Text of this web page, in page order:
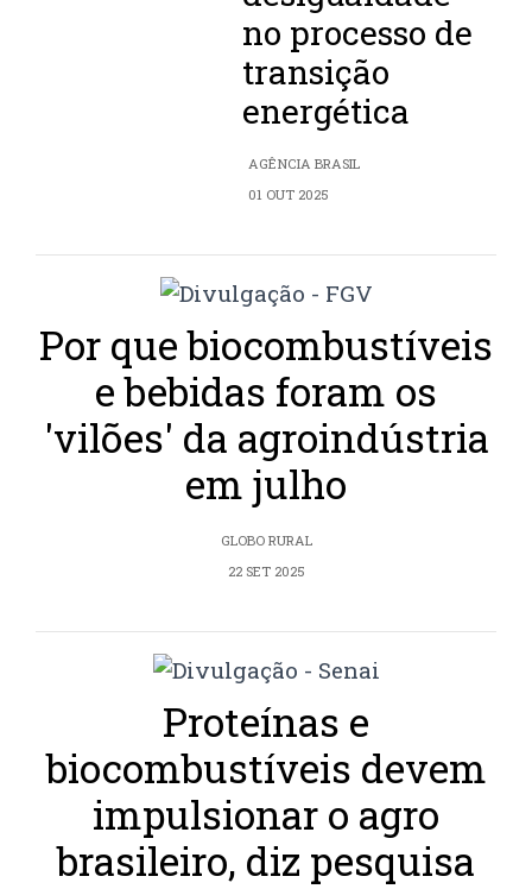
no processo de
transição
energética
AGÊNCIA BRASIL
01 OUT 2025
Por que biocombustíveis
e bebidas foram os
'vilões' da agroindústria
em julho
GLOBO RURAL
22 SET 2025
Proteínas e
biocombustíveis devem
impulsionar o agro
brasileiro, diz pesquisa